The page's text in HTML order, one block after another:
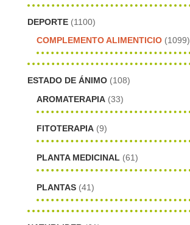
DEPORTE (1100)
COMPLEMENTO ALIMENTICIO (1099)
ESTADO DE ÁNIMO (108)
AROMATERAPIA (33)
FITOTERAPIA (9)
PLANTA MEDICINAL (61)
PLANTAS (41)